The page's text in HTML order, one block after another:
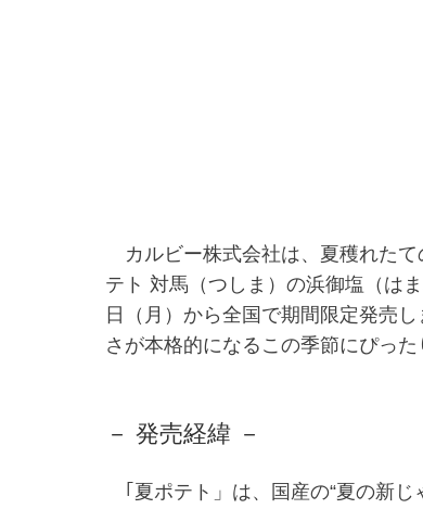
カルビー株式会社は、夏穫れたて
テト 対馬（つしま）の浜御塩（は
日（月）から全国で期間限定発売
さが本格的になるこの季節にぴった
－ 発売経緯 －
｢夏ポテト」は、国産の“夏の新じ